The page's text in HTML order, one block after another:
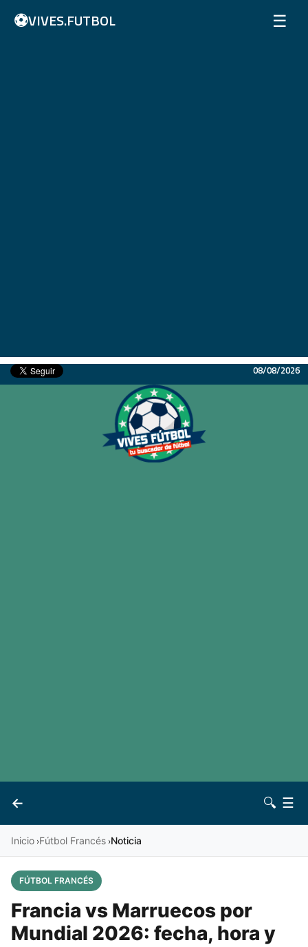
⚽VIVES.FUTBOL ☰
Inicio 08/08/2026
←
Vives 🔍 ☰
Inicio ›Fútbol Francés ›Noticia
FÚTBOL FRANCÉS
Francia vs Marruecos por
Mundial 2026: fecha, hora y